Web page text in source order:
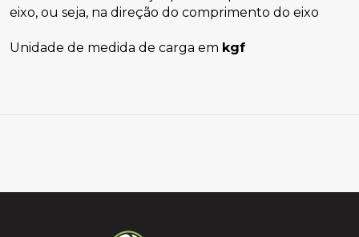
eixo, ou seja, na direção do comprimento do eixo
Unidade de medida de carga em kgf